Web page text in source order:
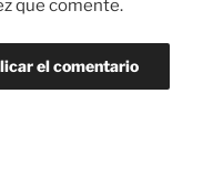
que comente.